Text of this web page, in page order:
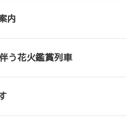
内
う花火鑑賞列車